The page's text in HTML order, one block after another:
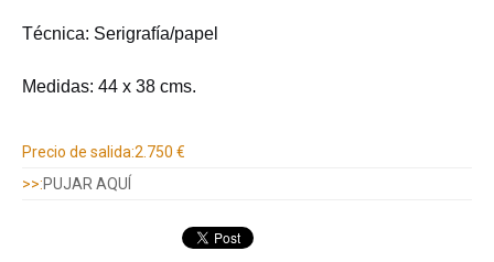
Técnica: Serigrafía/papel
Medidas: 44 x 38 cms.
Precio de salida:2.750 €
>>:PUJAR AQUÍ